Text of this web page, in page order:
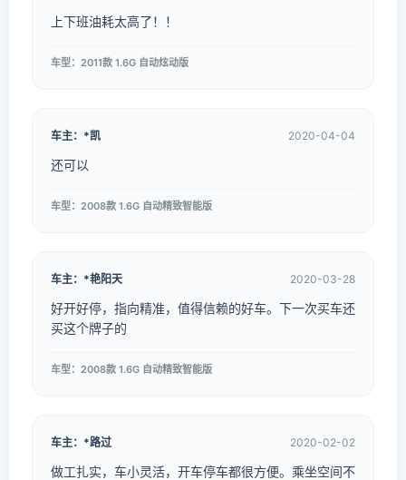
上下班油耗太高了！！
车型：2011款 1.6G 自动炫动版
车主：*凯 2020-04-04
还可以
车型：2008款 1.6G 自动精致智能版
车主：*艳阳天 2020-03-28
好开好停，指向精准，值得信赖的好车。下一次买车还
买这个牌子的
车型：2008款 1.6G 自动精致智能版
车主：*路过 2020-02-02
做工扎实，车小灵活，开车停车都很方便。乘坐空间不